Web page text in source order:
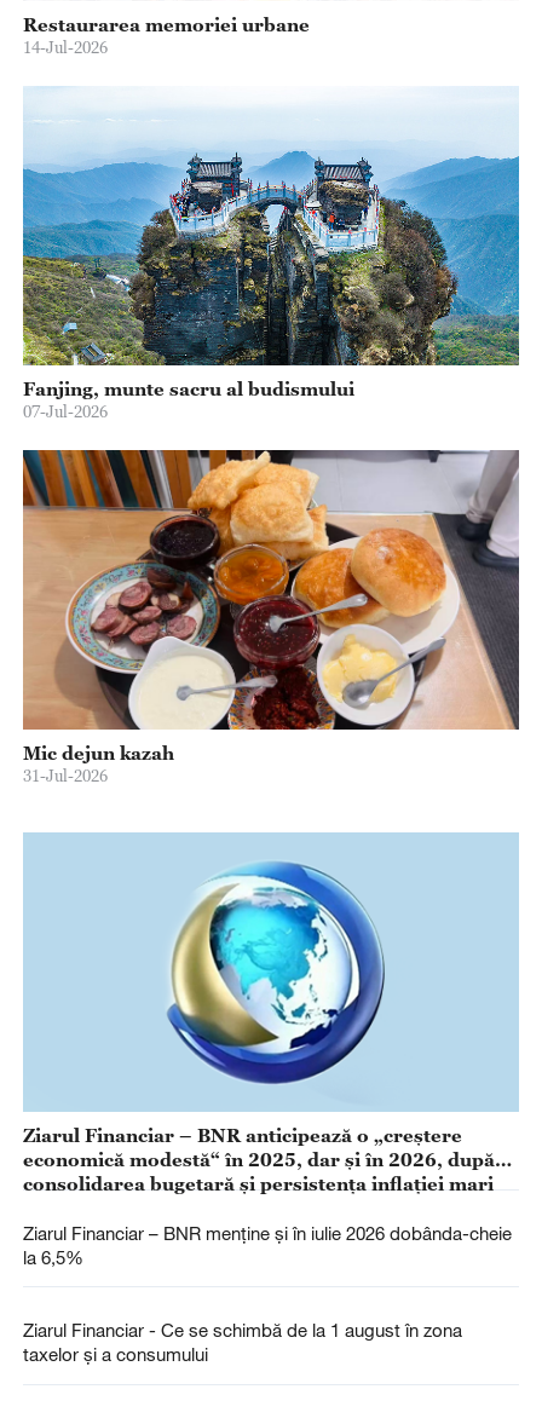
Restaurarea memoriei urbane
14-Jul-2026
Fanjing, munte sacru al budismului
07-Jul-2026
Mic dejun kazah
31-Jul-2026
Ziarul Financiar – BNR anticipează o „creştere
economică modestă“ în 2025, dar şi în 2026, după
consolidarea bugetară şi persistenţa inflaţiei mari
Ziarul Financiar – BNR menţine şi în iulie 2026 dobânda-cheie
la 6,5%
Ziarul Financiar - Ce se schimbă de la 1 august în zona
taxelor şi a consumului